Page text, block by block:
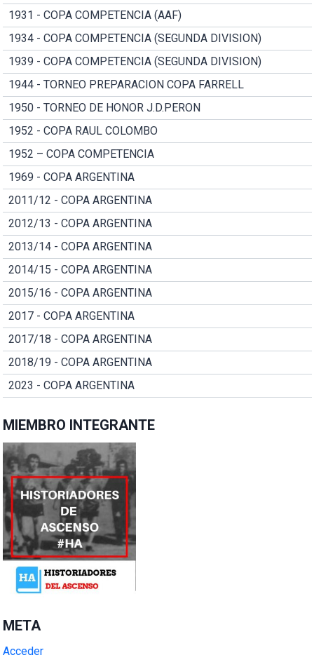
1931 - COPA COMPETENCIA (AAF)
1934 - COPA COMPETENCIA (SEGUNDA DIVISION)
1939 - COPA COMPETENCIA (SEGUNDA DIVISION)
1944 - TORNEO PREPARACION COPA FARRELL
1950 - TORNEO DE HONOR J.D.PERON
1952 - COPA RAUL COLOMBO
1952 – COPA COMPETENCIA
1969 - COPA ARGENTINA
2011/12 - COPA ARGENTINA
2012/13 - COPA ARGENTINA
2013/14 - COPA ARGENTINA
2014/15 - COPA ARGENTINA
2015/16 - COPA ARGENTINA
2017 - COPA ARGENTINA
2017/18 - COPA ARGENTINA
2018/19 - COPA ARGENTINA
2023 - COPA ARGENTINA
MIEMBRO INTEGRANTE
META
Acceder